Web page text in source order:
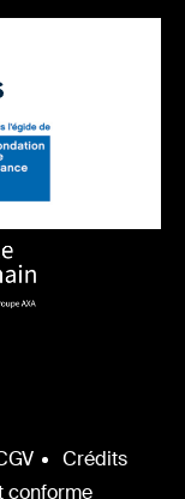
Crédits
conforme